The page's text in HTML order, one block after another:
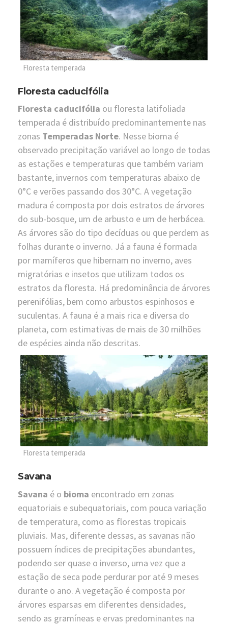
Floresta temperada
Floresta caducifólia
Floresta caducifólia ou floresta latifoliada
temperada é distribuído predominantemente nas
zonas Temperadas Norte. Nesse bioma é
observado precipitação variável ao longo de todas
as estações e temperaturas que também variam
bastante, invernos com temperaturas abaixo de
0°C e verões passando dos 30°C. A vegetação
madura é composta por dois estratos de árvores
do sub-bosque, um de arbusto e um de herbácea.
As árvores são do tipo decíduas ou que perdem as
folhas durante o inverno. Já a fauna é formada
por mamíferos que hibernam no inverno, aves
migratórias e insetos que utilizam todos os
estratos da floresta. Há predominância de árvores
perenifólias, bem como arbustos espinhosos e
suculentas. A fauna é a mais rica e diversa do
planeta, com estimativas de mais de 30 milhões
de espécies ainda não descritas.
Floresta temperada
Savana
Savana é o bioma encontrado em zonas
equatoriais e subequatoriais, com pouca variação
de temperatura, como as florestas tropicais
pluviais. Mas, diferente dessas, as savanas não
possuem índices de precipitações abundantes,
podendo ser quase o inverso, uma vez que a
estação de seca pode perdurar por até 9 meses
durante o ano. A vegetação é composta por
árvores esparsas em diferentes densidades,
sendo as gramíneas e ervas predominantes na